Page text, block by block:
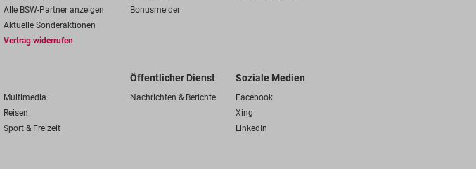
Alle BSW-Partner anzeigen
Aktuelle Sonderaktionen
Vertrag widerrufen
Bonusmelder
Multimedia
Reisen
Sport & Freizeit
Öffentlicher Dienst
Nachrichten & Berichte
Soziale Medien
Facebook
Xing
LinkedIn